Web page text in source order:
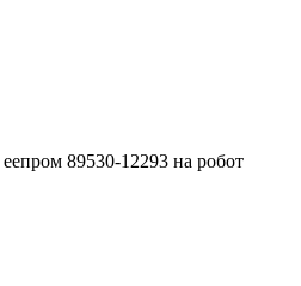
89530-12293 на робот